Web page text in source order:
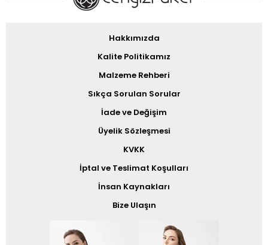
Hakkımızda
Kalite Politikamız
Malzeme Rehberi
Sıkça Sorulan Sorular
İade ve Değişim
Üyelik Sözleşmesi
KVKK
İptal ve Teslimat Koşulları
İnsan Kaynakları
Bize Ulaşın